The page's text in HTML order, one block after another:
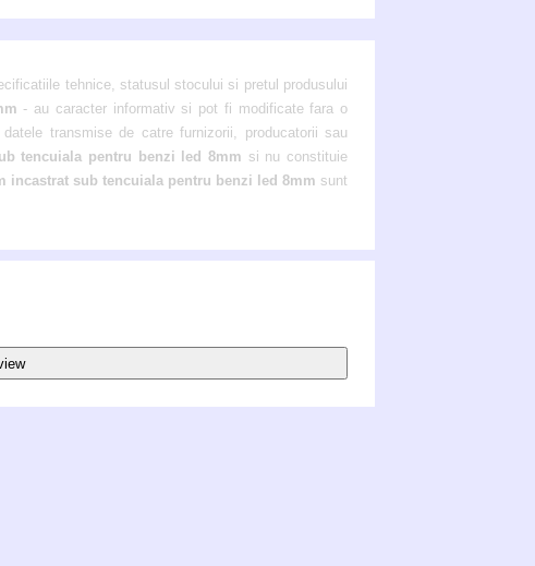
tehnice, statusul stocului si pretul produsului
- au caracter informativ si pot fi modificate fara o
transmise de catre furnizorii, producatorii sau
tencuiala pentru benzi led 8mm si nu constituie
incastrat sub tencuiala pentru benzi led 8mm sunt